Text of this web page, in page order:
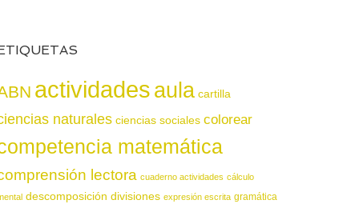
actividadesaula cartilla
naturales ciencias sociales colorear
matemática
lectora cuaderno actividades cálculo
descomposición divisiones expresión escrita gramática